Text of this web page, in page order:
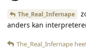
The_Real_Infernape
anders kan
The_Real_Infernape